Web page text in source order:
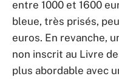
entre 1000 et 1600
bleue, très prisés,
euros. En revanche,
non inscrit au Livre
plus abordable avec